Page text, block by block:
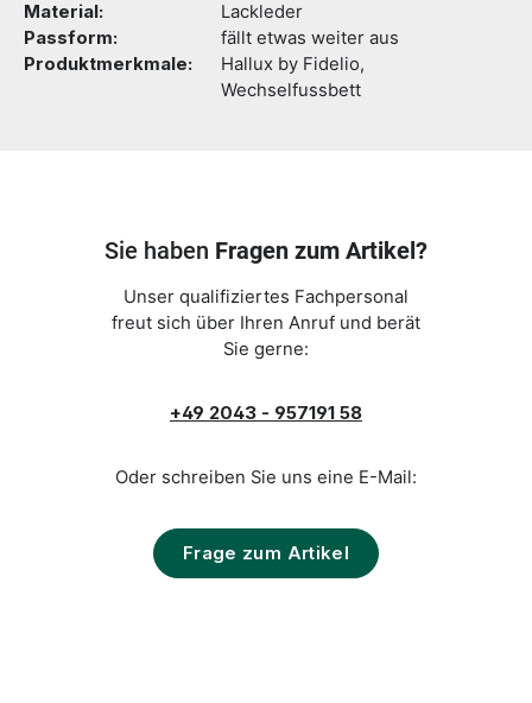
Material:
Lackleder
Passform:
fällt etwas weiter aus
Produktmerkmale:
Hallux by Fidelio,
Wechselfussbett
Sie haben Fragen zum Artikel?
Unser qualifiziertes Fachpersonal
freut sich über Ihren Anruf und berät
Sie gerne:
+49 2043 - 957191 58
Oder schreiben Sie uns eine E-Mail:
Frage zum Artikel